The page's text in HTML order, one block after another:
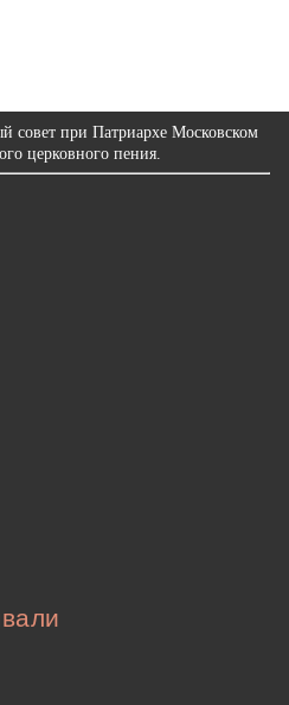
совет при Патриархе Московском
церковного пения.